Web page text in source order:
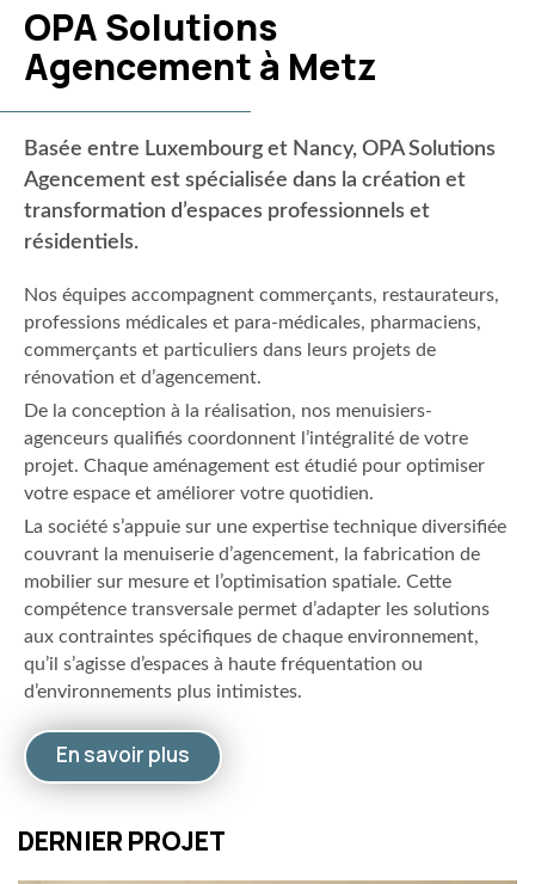
OPA Solutions
Agencement à Metz
Basée entre Luxembourg et Nancy, OPA Solutions
Agencement est spécialisée dans la création et
transformation d’espaces professionnels et
résidentiels.
Nos équipes accompagnent commerçants, restaurateurs,
professions médicales et para-médicales, pharmaciens,
commerçants et particuliers dans leurs projets de
rénovation et d’agencement.
De la conception à la réalisation, nos menuisiers-
agenceurs qualifiés coordonnent l’intégralité de votre
projet. Chaque aménagement est étudié pour optimiser
votre espace et améliorer votre quotidien.
La société s’appuie sur une expertise technique diversifiée
couvrant la menuiserie d’agencement, la fabrication de
mobilier sur mesure et l’optimisation spatiale. Cette
compétence transversale permet d’adapter les solutions
aux contraintes spécifiques de chaque environnement,
qu’il s’agisse d’espaces à haute fréquentation ou
d’environnements plus intimistes.
En savoir plus
DERNIER PROJET